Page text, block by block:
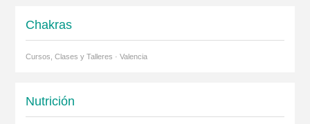
Chakras
Cursos, Clases y Talleres · Valencia
Nutrición